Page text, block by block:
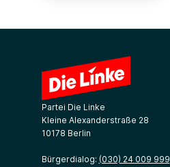
Partei Die Linke
Kleine Alexanderstraße 28
10178 Berlin
Bürgerdialog: (030) 24 009 999